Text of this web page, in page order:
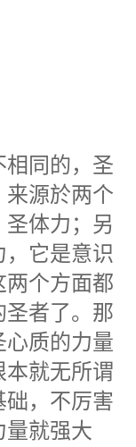
相同的，圣
来源於两个
体力；另
它是意识
两个方面都
圣者了。那
心质的力量
本就无所谓
础，不厉害
量就强大